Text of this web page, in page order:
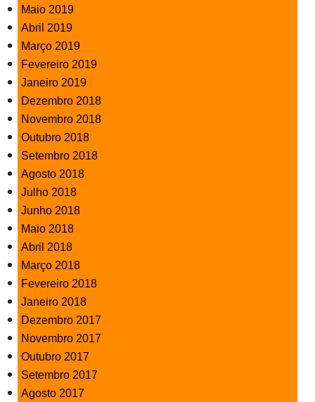
Maio 2019
Abril 2019
Março 2019
Fevereiro 2019
Janeiro 2019
Dezembro 2018
Novembro 2018
Outubro 2018
Setembro 2018
Agosto 2018
Julho 2018
Junho 2018
Maio 2018
Abril 2018
Março 2018
Fevereiro 2018
Janeiro 2018
Dezembro 2017
Novembro 2017
Outubro 2017
Setembro 2017
Agosto 2017